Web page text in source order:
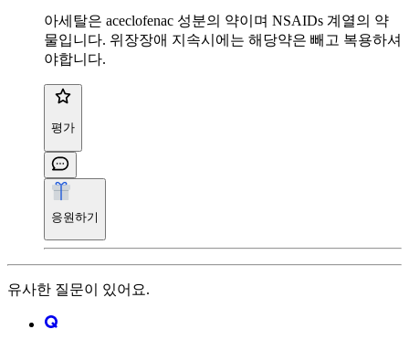
아세탈은 aceclofenac 성분의 약이며 NSAIDs 계열의 약
물입니다. 위장장애 지속시에는 해당약은 빼고 복용하셔
야합니다.
평가
응원하기
유사한 질문이 있어요.